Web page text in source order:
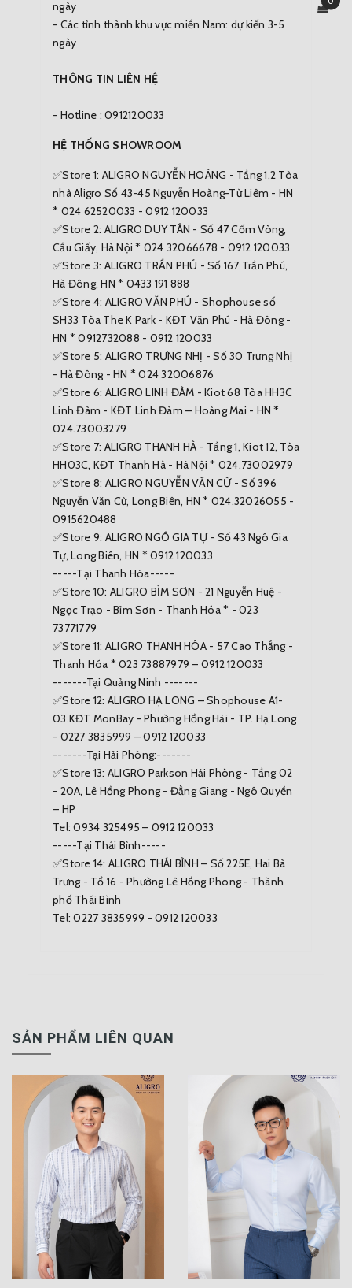
ngày
- Các tỉnh thành khu vực miền Nam: dự kiến 3-5
ngày
THÔNG TIN LIÊN HỆ
- Hotline : 0912120033
HỆ THỐNG SHOWROOM
✅Store 1: ALIGRO NGUYỄN HOÀNG - Tầng 1,2 Tòa
nhà Aligro Số 43-45 Nguyễn Hoàng-Từ Liêm - HN
* 024 62520033 - 0912 120033
✅Store 2: ALIGRO DUY TÂN - Số 47 Cốm Vòng,
Cầu Giấy, Hà Nội * 024 32066678 - 0912 120033
✅Store 3: ALIGRO TRẦN PHÚ - Số 167 Trần Phú,
Hà Đông, HN * 0433 191 888
✅Store 4: ALIGRO VĂN PHÚ - Shophouse số
SH33 Tòa The K Park - KĐT Văn Phú - Hà Đông -
HN * 0912732088 - 0912 120033
✅Store 5: ALIGRO TRƯNG NHỊ - Số 30 Trưng Nhị
- Hà Đông - HN * 024 32006876
✅Store 6: ALIGRO LINH ĐÀM - Kiot 68 Tòa HH3C
Linh Đàm - KĐT Linh Đàm – Hoàng Mai - HN *
024.73003279
✅Store 7: ALIGRO THANH HÀ - Tầng 1, Kiot 12, Tòa
HH03C, KĐT Thanh Hà - Hà Nội * 024.73002979
✅Store 8: ALIGRO NGUYỄN VĂN CỪ - Số 396
Nguyễn Văn Cừ, Long Biên, HN * 024.32026055 -
0915620488
✅Store 9: ALIGRO NGÔ GIA TỰ - Số 43 Ngô Gia
Tự, Long Biên, HN * 0912 120033
-----Tại Thanh Hóa-----
✅Store 10: ALIGRO BỈM SƠN - 21 Nguyễn Huệ -
Ngọc Trạo - Bỉm Sơn - Thanh Hóa * - 023
73771779
✅Store 11: ALIGRO THANH HÓA - 57 Cao Thắng -
Thanh Hóa * 023 73887979 – 0912 120033
-------Tại Quảng Ninh -------
✅Store 12: ALIGRO HẠ LONG – Shophouse A1-
03.KĐT MonBay - Phường Hồng Hải - TP. Hạ Long
- 0227 3835999 – 0912 120033
-------Tại Hải Phòng:-------
✅Store 13: ALIGRO Parkson Hải Phòng - Tầng 02
- 20A, Lê Hồng Phong - Đằng Giang - Ngô Quyền
– HP
Tel: 0934 325495 – 0912 120033
-----Tại Thái Bình-----
✅Store 14: ALIGRO THÁI BÌNH – Số 225E, Hai Bà
Trưng - Tổ 16 - Phường Lê Hồng Phong - Thành
phố Thái Bình
Tel: 0227 3835999 - 0912 120033
SẢN PHẨM LIÊN QUAN